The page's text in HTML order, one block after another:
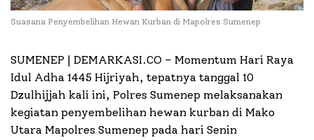
Suasana Penyembelihan Hewan Kurban di Mapolres Sumenep
SUMENEP | DEMARKASI.CO – Momentum Hari Raya
Idul Adha 1445 Hijriyah, tepatnya tanggal 10
Dzulhijjah kali ini, Polres Sumenep melaksanakan
kegiatan penyembelihan hewan kurban di Mako
Utara Mapolres Sumenep pada hari Senin